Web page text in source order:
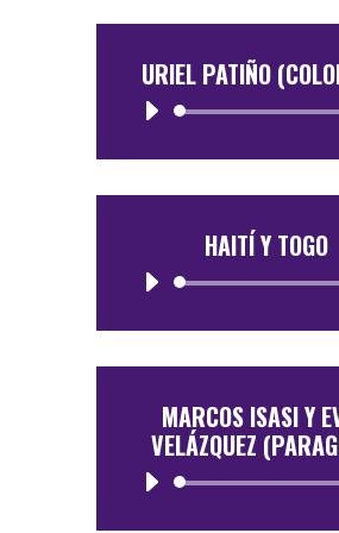
URIEL PATIÑO
HAITÍ Y TOGO
MARCOS ISASI Y
VELÁZQUEZ